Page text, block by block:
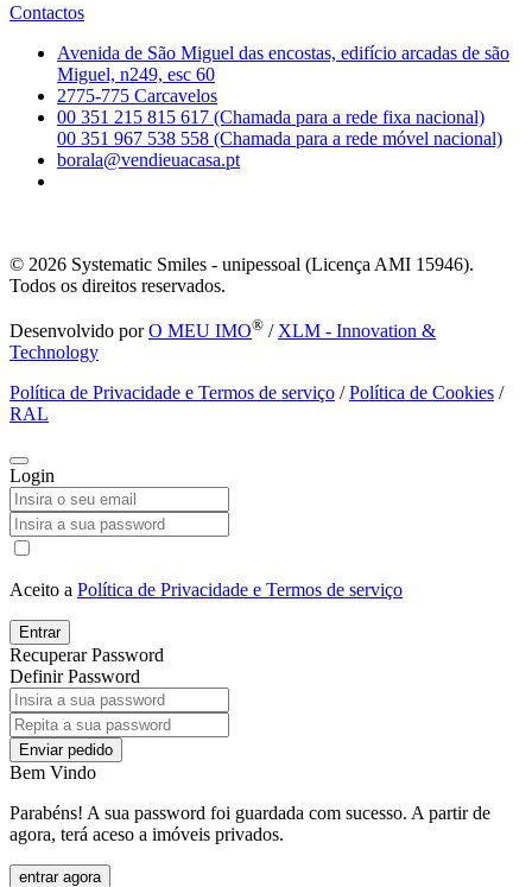
Contactos
Avenida de São Miguel das encostas, edifício arcadas de são
Miguel, n249, esc 60
2775-775 Carcavelos
00 351 215 815 617 (Chamada para a rede fixa nacional)
00 351 967 538 558 (Chamada para a rede móvel nacional)
borala@vendieuacasa.pt
© 2026 Systematic Smiles - unipessoal (Licença AMI 15946).
Todos os direitos reservados.
Desenvolvido porO MEU IMO® / XLM - Innovation &
Technology
Política de Privacidade e Termos de serviço /Política de Cookies /
RAL
Login
Aceito a Política de Privacidade e Termos de serviço
Entrar
Recuperar Password
Definir Password
Enviar pedido
Bem Vindo
Parabéns! A sua password foi guardada com sucesso. A partir de
agora, terá aceso a imóveis privados.
entrar agora